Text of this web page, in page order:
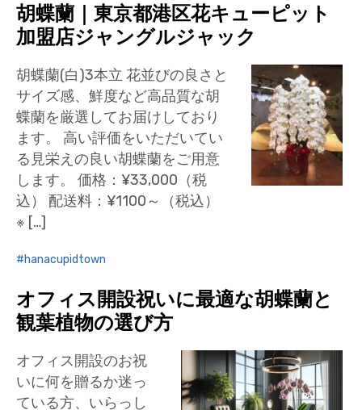
加盟店リスト
花キューピットタウン
団体概要
胡蝶蘭｜東京都港区花キューピット
加盟店ジャングルジャック
胡蝶蘭(白)3本立 花並びの良さと
サイズ感、鮮度など高品質な胡
蝶蘭を厳選してお届けしており
ます。 高い評価をいただいてい
る見栄えの良い胡蝶蘭をご用意
します。 価格：¥33,000（税
込） 配送料：¥1100～（税込）
※ […]
hanacupidtown
オフィス開設祝いに最適な胡蝶蘭と
観葉植物の選び方
オフィス開設のお祝
いに何を贈るか迷っ
ている方、いらっし